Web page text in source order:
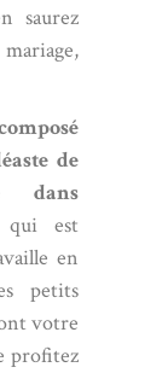
saurez
de
dans
est
en
petits
votre
profitez